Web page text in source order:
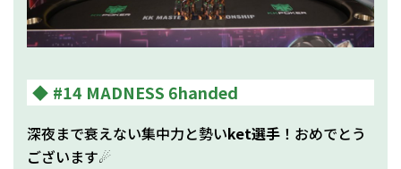
#14 MADNESS 6handed
深夜まで衰えない集中力と勢いket選手 ！おめでとう
ございます☄